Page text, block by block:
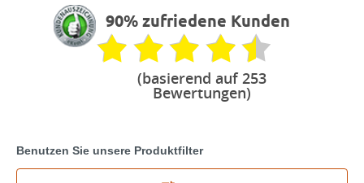
90% zufriedene Kunden
(basierend auf 253
Bewertungen)
Benutzen Sie unsere Produktfilter